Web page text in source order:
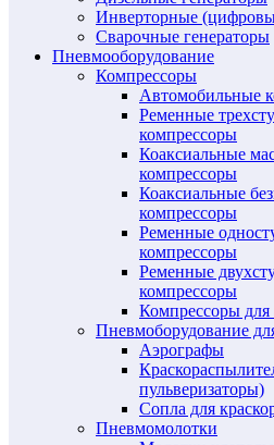
Инверторные
Сварочные генераторы
Пневмооборудование
Компрессоры
Автомобильные
Ременные
компрессоры
Коаксиальные
компрессоры
Коаксиальные
компрессоры
Ременные
компрессоры
Ременные
компрессоры
Компрессоры для
Пневмоборудование
Аэрографы
пульверизаторы)
Сопла для
Пневмомолотки